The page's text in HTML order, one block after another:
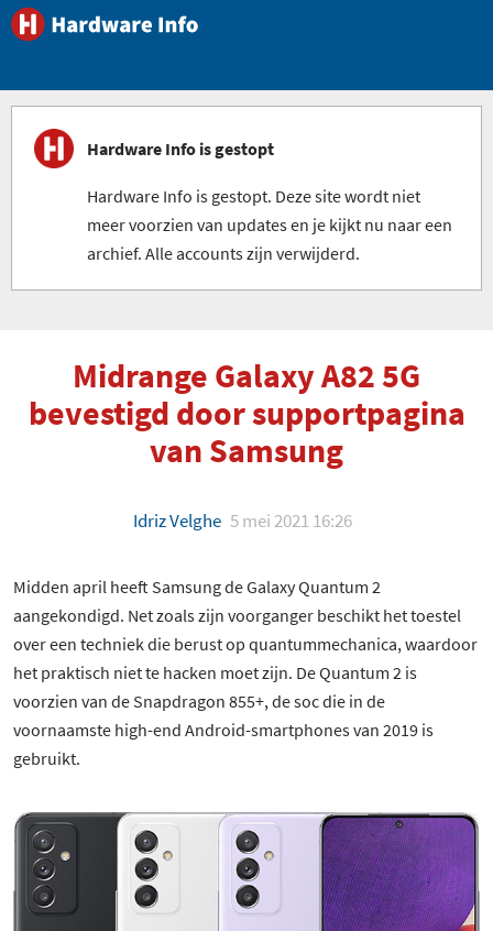
Hardware Info is gestopt
Hardware Info is gestopt. Deze site wordt niet
meer voorzien van updates en je kijkt nu naar een
archief. Alle accounts zijn verwijderd.
Midrange Galaxy A82 5G
bevestigd door supportpagina
van Samsung
Idriz Velghe 5 mei 2021 16:26
Midden april heeft Samsung de Galaxy Quantum 2
aangekondigd. Net zoals zijn voorganger beschikt het toestel
over een techniek die berust op quantummechanica, waardoor
het praktisch niet te hacken moet zijn. De Quantum 2 is
voorzien van de Snapdragon 855+, de soc die in de
voornaamste high-end Android-smartphones van 2019 is
gebruikt.